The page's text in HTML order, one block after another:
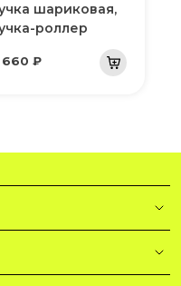
шариковая,
роллер
660 ₽